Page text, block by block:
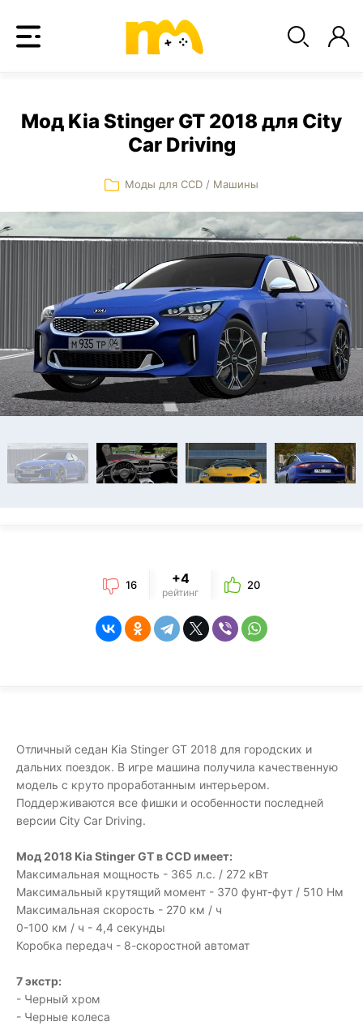
Мод Kia Stinger GT 2018 для City
Car Driving
Моды для CCD / Машины
16 +4
рейтинг
20
Отличный седан Kia Stinger GT 2018 для городских и
дальних поездок. В игре машина получила качественную
модель с круто проработанным интерьером.
Поддерживаются все фишки и особенности последней
версии City Car Driving.
Мод 2018 Kia Stinger GT в CCD имеет:
Максимальная мощность - 365 л.с. / 272 кВт
Максимальный крутящий момент - 370 фунт-фут / 510 Нм
Максимальная скорость - 270 км / ч
0-100 км / ч - 4,4 секунды
Коробка передач - 8-скоростной автомат
7 экстр:
- Черный хром
- Черные колеса